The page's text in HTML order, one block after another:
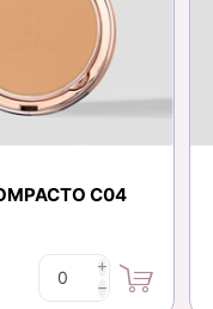
C04
i
h